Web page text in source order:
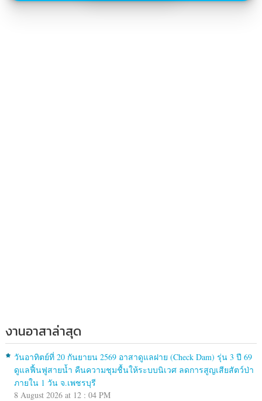
งานอาสาล่าสุด
วันอาทิตย์ที่ 20 กันยายน 2569 อาสาดูแลฝาย (Check Dam) รุ่น 3 ปี 69
ดูแลฟื้นฟูสายน้ำ คืนความชุมชื้นให้ระบบนิเวศ ลดการสูญเสียสัตว์ป่า
ภายใน 1 วัน จ.เพชรบุรี
8 August 2026 at 12 : 04 PM